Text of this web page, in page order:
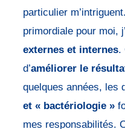
particulier
primordiale pour moi,
externes et internes.
d’améliorer le
quelques années, les
et « bactériologie »
mes responsabilités.